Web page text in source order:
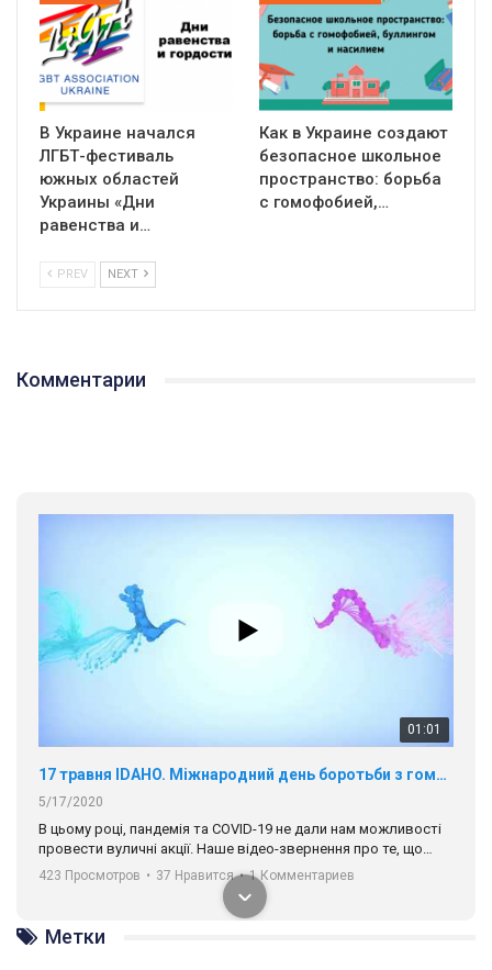
В Украине начался
ЛГБТ-фестиваль
южных областей
Украины «Дни
равенства и…
Как в Украине создают
безопасное школьное
пространство: борьба
с гомофобией,…
PREV NEXT
Комментарии
01:01
5/17/2020
навіть коли ми у різних містах та не можемо зустрінеться, ми
разом. Ми закликаємо всіх хто поділяє цінності рівності та
ГАУ є в 16 областях України.
Разом наш голос лунає гучніше!
Метки